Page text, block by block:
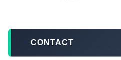
CONTACT